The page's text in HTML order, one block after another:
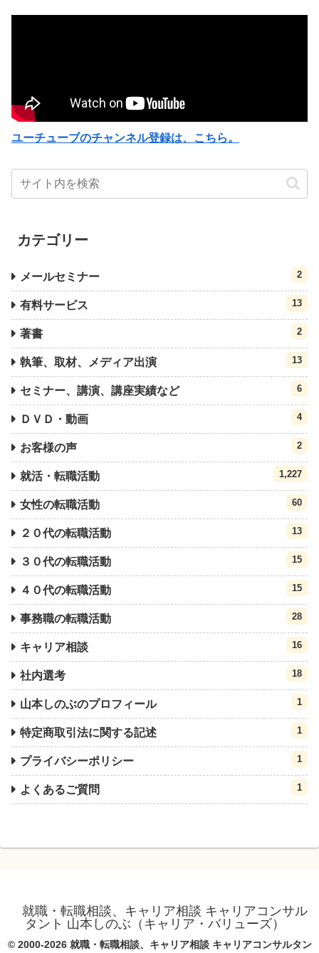
ユーチューブのチャンネル登録は、こちら。
カテゴリー
メールセミナー 2
有料サービス 13
著書 2
執筆、取材、メディア出演 13
セミナー、講演、講座実績など 6
ＤＶＤ・動画 4
お客様の声 2
就活・転職活動 1,227
女性の転職活動 60
２０代の転職活動 13
３０代の転職活動 15
４０代の転職活動 15
事務職の転職活動 28
キャリア相談 16
社内選考 18
山本しのぶのプロフィール 1
特定商取引法に関する記述 1
プライバシーポリシー 1
よくあるご質問 1
就職・転職相談、キャリア相談 キャリアコンサル
タント 山本しのぶ（キャリア・バリューズ）
© 2000-2026 就職・転職相談、キャリア相談 キャリアコンサルタン